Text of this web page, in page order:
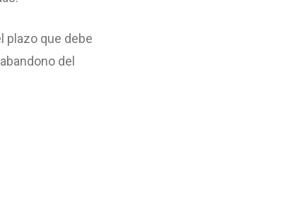
plazo que debe
del